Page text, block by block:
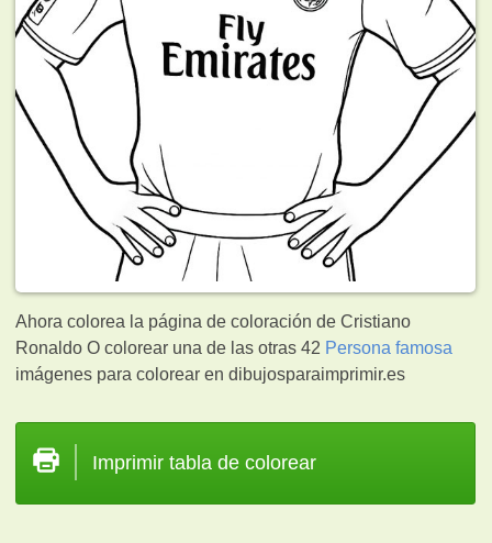
Ahora colorea la página de coloración de Cristiano
Ronaldo O colorear una de las otras 42 Persona famosa
imágenes para colorear en dibujosparaimprimir.es
Imprimir tabla de colorear